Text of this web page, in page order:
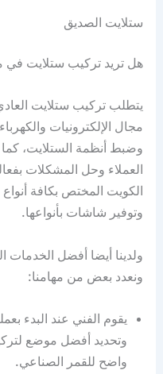
ستلايت الصديق
هل تريد تركيب ستلايت في
يتطلب تركيب ستلايت
مجال الإلكترونيات
وضبط أنظمة الستلايت،
العملاء وحل المشكلات
الكويت المختص بكافة
وتوفير شاشات بأنواعها.
ولدينا أيضا أفضل الخدمات
ونعدد بعض من مهامنا:
يقوم الفني عند البدء
وتحديد أفضل موضع
واضح للقمر الصناعي.